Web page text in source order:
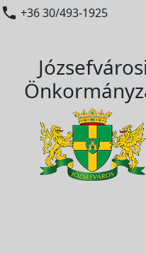
 +36 30/493-1925
Józsefvárosi